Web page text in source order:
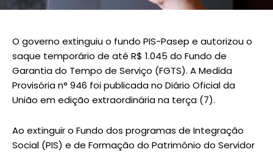
O governo extinguiu o fundo PIS-Pasep e autorizou o
saque temporário de até R$ 1.045 do Fundo de
Garantia do Tempo de Serviço (FGTS). A Medida
Provisória n° 946 foi publicada no Diário Oficial da
União em edição extraordinária na terça (7).
Ao extinguir o Fundo dos programas de Integração
Social (PIS) e de Formação do Patrimônio do Servidor